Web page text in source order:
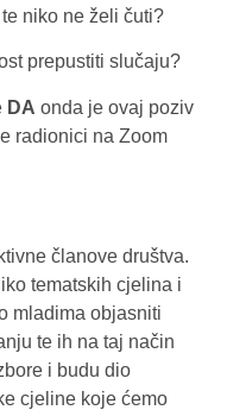
niko ne želi čuti?
prepustiti slučaju?
DA onda je ovaj poziv
radionici na Zoom
članove društva.
tematskih cjelina i
mladima objasniti
te ih na taj način
i budu dio
cjeline koje ćemo